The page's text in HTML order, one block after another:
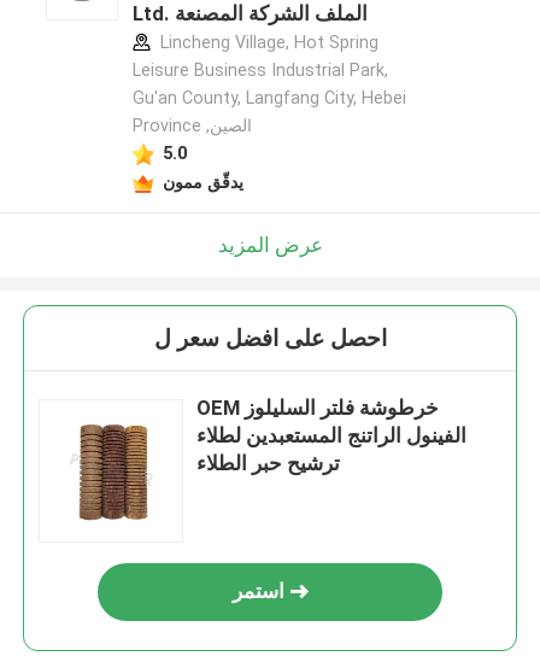
Ltd. الملف الشركة المصنعة
Lincheng Village, Hot Spring
Leisure Business Industrial Park,
Gu'an County, Langfang City, Hebei
Province ,الصين
5.0
يدقّق ممون
عرض المزيد
احصل على افضل سعر ل
OEM خرطوشة فلتر السليلوز
الفينول الراتنج المستعبدين لطلاء
ترشيح حبر الطلاء
استمر